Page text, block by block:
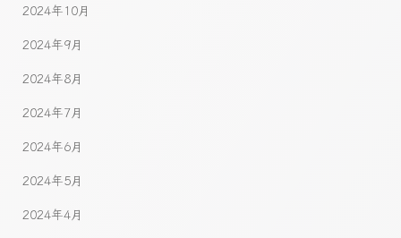
2024年10月
2024年9月
2024年8月
2024年7月
2024年6月
2024年5月
2024年4月